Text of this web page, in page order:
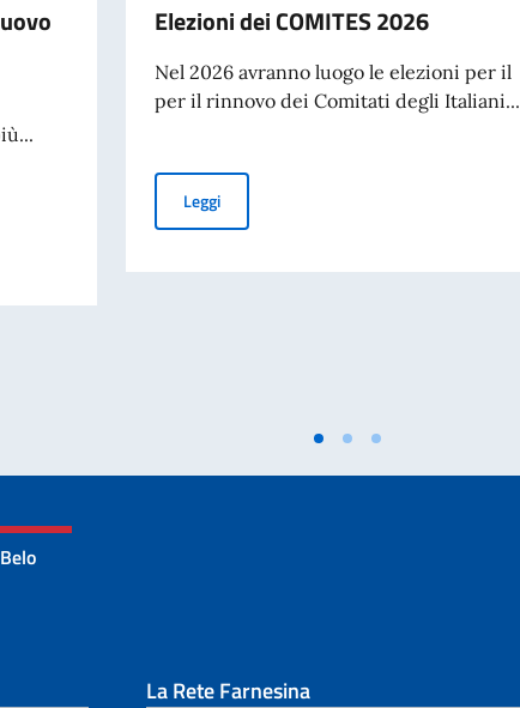
Generale
Elezioni dei COMITES 2026
Nel 2026 avranno luogo le elezioni per il
per il rinnovo dei Comitati degli Italiani...
LeggiElezioni dei COMITES 2026
La Rete Farnesina